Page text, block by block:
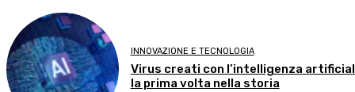
INNOVAZIONE E TECNOLOGIA
Virus creati con l’intelligenza
la prima volta nella storia